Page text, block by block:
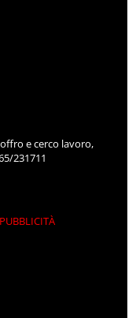
e cerco lavoro,
231711